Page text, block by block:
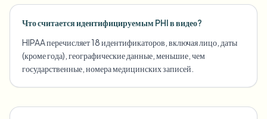
Что считается идентифицируемым PHI в видео?
HIPAA перечисляет 18 идентификаторов, включая лицо, даты
(кроме года), географические данные, меньшие, чем
государственные, номера медицинских записей.